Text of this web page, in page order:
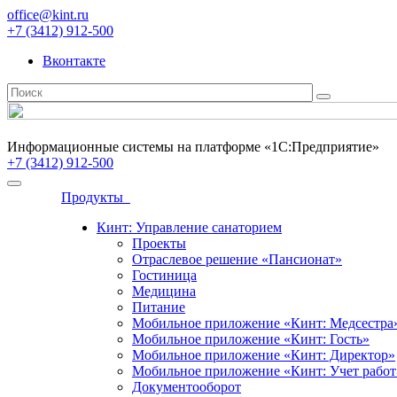
office@kint.ru
+7 (3412) 912-500
Вконтакте
Информационные системы на платформе «1С:Предприятие»
+7 (3412) 912-500
Продукты
Кинт: Управление санаторием
Проекты
Отраслевое решение «Пансионат»
Гостиница
Медицина
Питание
Мобильное приложение «Кинт:
Мобильное приложение «Кинт: Гость»
Мобильное приложение «Кинт: Директор»
Мобильное приложение «Кинт: Учет
Документооборот